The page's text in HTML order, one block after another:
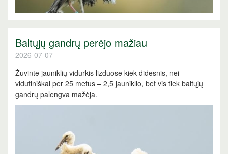
Baltųjų gandrų perėjo mažiau
2026-07-07
Žuvinte jauniklių vidurkis lizduose kiek didesnis, nei
vidutiniškai per 25 metus – 2,5 jauniklio, bet vis tiek baltųjų
gandrų palengva mažėja.